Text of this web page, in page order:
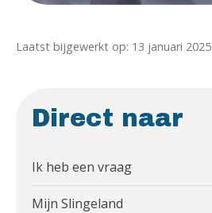
Laatst bijgewerkt op: 13 januari 2025
Direct naar
Ik heb een vraag
Mijn Slingeland